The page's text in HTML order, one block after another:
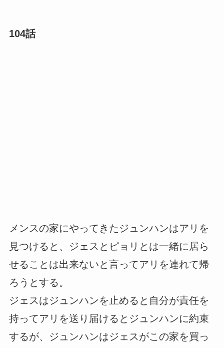
104話
メンスの家にやってきたジュンハンはアリを
見つけると、ジェスとピョリとは一緒に居ら
せることは出来ないと言ってアリを連れて帰
ろうとする。
ジェスはジュンハンを止めると自分が責任を
持ってアリを送り届けるとジュンハンに約束
するが、ジュンハンはジェスがこの家を買っ